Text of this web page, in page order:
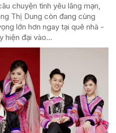
chuyện tình yêu lãng mạn,
Thị Dung còn đang cùng
lớn hơn ngay tại quê nhà -
hiện đại vào...